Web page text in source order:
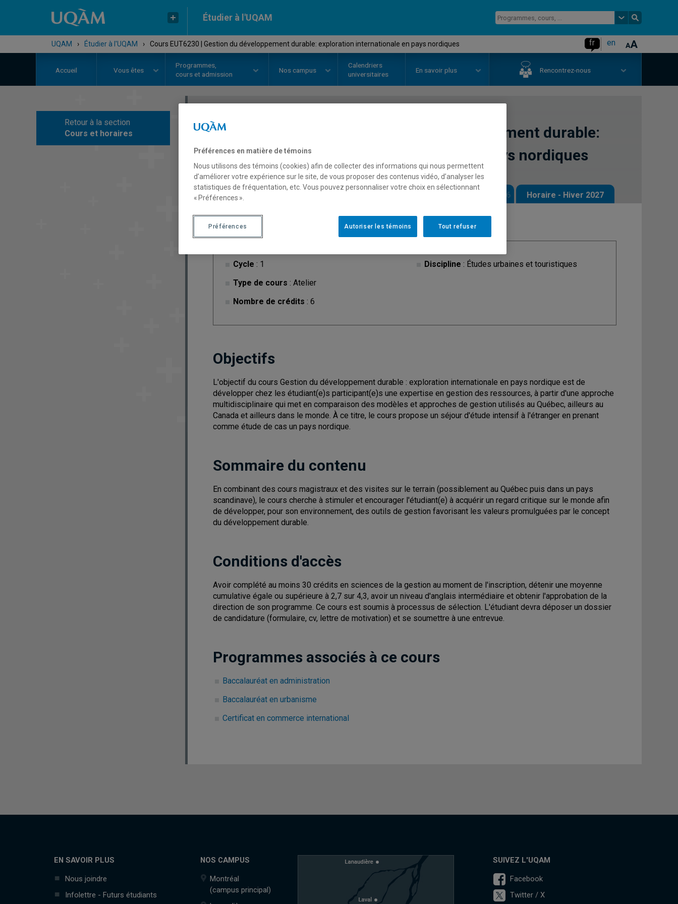
Étudier à l'UQAM
UQAM › Étudier à l'UQAM › Cours EUT6230 | Gestion du développement durable: exploration internationale en pays nordiques fr en
Accueil Vous êtes
Programmes,
cours et admission
Nos campus
Calendriers
universitaires
En savoir plus Rencontrez-nous
Retour à la section
Cours et horaires
COURS
Gestion du développement durable:
exploration internationale en pays nordiques
Horaire - Automne 2026 Horaire - Hiver 2027
Cycle : 1
Type de cours : Atelier
Nombre de crédits : 6
Discipline : Études urbaines et touristiques
Objectifs
L'objectif du cours Gestion du développement durable : exploration internationale en pays nordique est de
développer chez les étudiant(e)s participant(e)s une expertise en gestion des ressources, à partir d'une approche
multidisciplinaire qui met en comparaison des modèles et approches de gestion utilisés au Québec, ailleurs au
Canada et ailleurs dans le monde. À ce titre, le cours propose un séjour d'étude intensif à l'étranger en prenant
comme étude de cas un pays nordique.
Sommaire du contenu
En combinant des cours magistraux et des visites sur le terrain (possiblement au Québec puis dans un pays
scandinave), le cours cherche à stimuler et encourager l'étudiant(e) à acquérir un regard critique sur le monde afin
de développer, pour son environnement, des outils de gestion favorisant les valeurs promulguées par le concept
du développement durable.
Conditions d'accès
Avoir complété au moins 30 crédits en sciences de la gestion au moment de l'inscription, détenir une moyenne
cumulative égale ou supérieure à 2,7 sur 4,3, avoir un niveau d'anglais intermédiaire et obtenir l'approbation de la
direction de son programme. Ce cours est soumis à processus de sélection. L'étudiant devra déposer un dossier
de candidature (formulaire, cv, lettre de motivation) et se soumettre à une entrevue.
Programmes associés à ce cours
Baccalauréat en administration
Baccalauréat en urbanisme
Certificat en commerce international
EN SAVOIR PLUS
Nous joindre
Infolettre - Futurs étudiants
NOS CAMPUS
Montréal
(campus principal)
SUIVEZ L'UQAM
Facebook
Twitter / X
Préférences en matière de témoins
Nous utilisons des témoins (cookies) afin de collecter des informations qui nous permettent
d’améliorer votre expérience sur le site, de vous proposer des contenus vidéo, d’analyser les
statistiques de fréquentation, etc. Vous pouvez personnaliser votre choix en sélectionnant
« Préférences ».
Tout refuser
Autoriser les témoins
Préférences